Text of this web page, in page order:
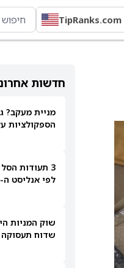
TipRanks.com
חדשות
מניית מעקב?
3 תעודות
לפי אנליסט ה-AI – 8/7/2026
שדוח תעסוקה